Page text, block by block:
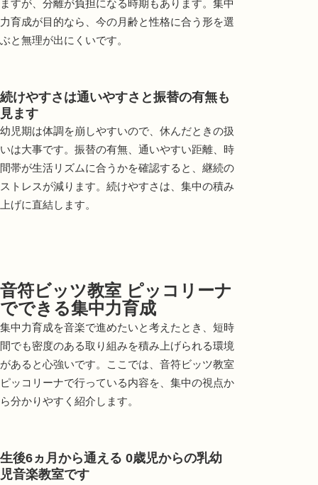
ますが、分離が負担になる時期もあります。集中
力育成が目的なら、今の月齢と性格に合う形を選
ぶと無理が出にくいです。
続けやすさは通いやすさと振替の有無も
見ます
幼児期は体調を崩しやすいので、休んだときの扱
いは大事です。振替の有無、通いやすい距離、時
間帯が生活リズムに合うかを確認すると、継続の
ストレスが減ります。続けやすさは、集中の積み
上げに直結します。
音符ビッツ教室 ピッコリーナ
でできる集中力育成
集中力育成を音楽で進めたいと考えたとき、短時
間でも密度のある取り組みを積み上げられる環境
があると心強いです。ここでは、音符ビッツ教室
ピッコリーナで行っている内容を、集中の視点か
ら分かりやすく紹介します。
生後6ヵ月から通える 0歳児からの乳幼
児音楽教室です